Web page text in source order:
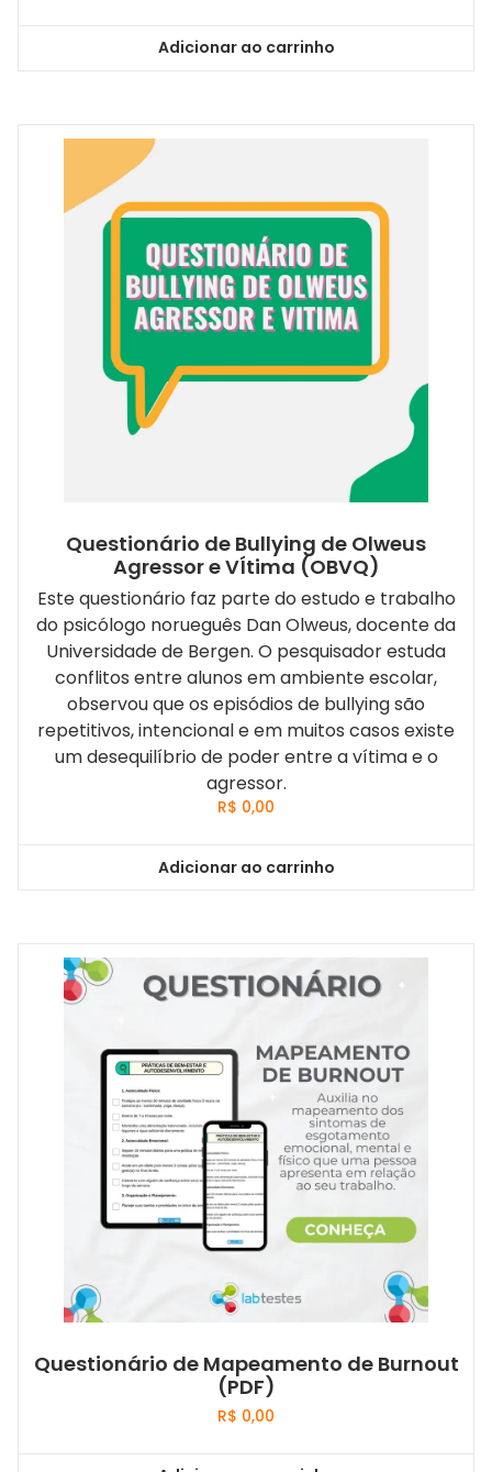
Adicionar ao carrinho
Questionário de Bullying de Olweus
Agressor e VÍtima (OBVQ)
Este questionário faz parte do estudo e trabalho
do psicólogo norueguês Dan Olweus, docente da
Universidade de Bergen. O pesquisador estuda
conflitos entre alunos em ambiente escolar,
observou que os episódios de bullying são
repetitivos, intencional e em muitos casos existe
um desequilíbrio de poder entre a vítima e o
agressor.
R$ 0,00
Adicionar ao carrinho
Questionário de Mapeamento de Burnout
(PDF)
R$ 0,00